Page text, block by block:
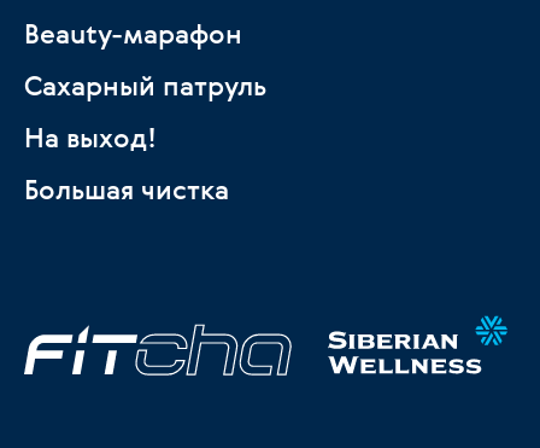
Beauty-марафон
Сахарный патруль
На выход!
Большая чистка